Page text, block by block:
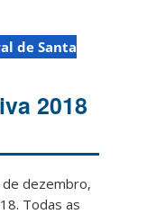
de Santa
2018
dezembro,
Todas as